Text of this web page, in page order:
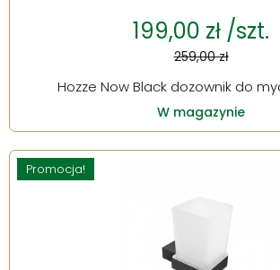
199,00 zł /szt.
259,00 zł
Hozze Now Black dozownik do
W magazynie
Promocja!